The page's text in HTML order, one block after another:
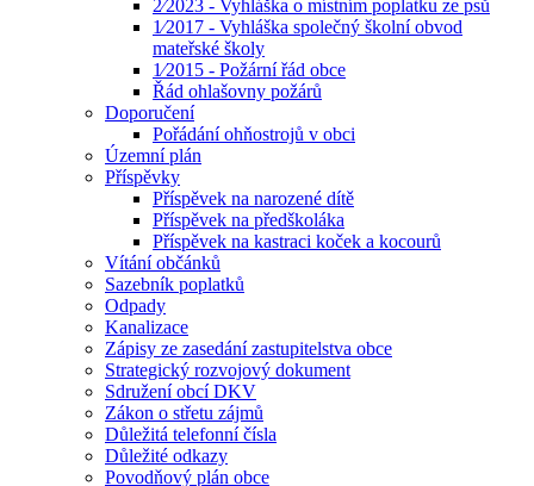
2⁄2023 - Vyhláška o místním poplatku ze psů
1⁄2017 - Vyhláška společný školní obvod
mateřské školy
1⁄2015 - Požární řád obce
Řád ohlašovny požárů
Doporučení
Pořádání ohňostrojů v obci
Územní plán
Příspěvky
Příspěvek na narozené dítě
Příspěvek na předškoláka
Příspěvek na kastraci koček a kocourů
Vítání občánků
Sazebník poplatků
Odpady
Kanalizace
Zápisy ze zasedání zastupitelstva obce
Strategický rozvojový dokument
Sdružení obcí DKV
Zákon o střetu zájmů
Důležitá telefonní čísla
Důležité odkazy
Povodňový plán obce